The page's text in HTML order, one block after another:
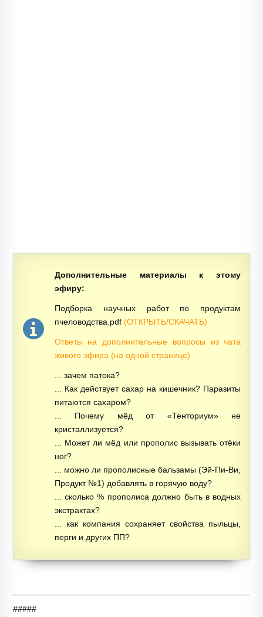
Дополнительные материалы к этому
эфиру:
Подборка научных работ по продуктам
пчеловодства.pdf (ОТКРЫТЬ/СКАЧАТЬ)
Ответы на дополнительные вопросы из чата
живого эфира (на одной странице)
... зачем патока?
... Как действует сахар на кишечник? Паразиты
питаются сахаром?
... Почему мёд от «Тенториум» не
кристаллизуется?
... Может ли мёд или прополис вызывать отёки
ног?
... можно ли прополисные бальзамы (Эй-Пи-Ви,
Продукт №1) добавлять в горячую воду?
... сколько % прополиса должно быть в водных
экстрактах?
... как компания сохраняет свойства пыльцы,
перги и других ПП?
#####